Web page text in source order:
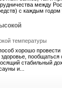
между
с каждым годом
хорошо провести
здоровье,
стабильный
и...